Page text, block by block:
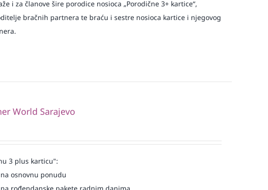
i za članove šire porodice nosioca „Porodične 3+ kartice“,
bračnih partnera te braću i sestre nosioca kartice i njegovog
World Sarajevo
3 plus karticu":
osnovnu ponudu
rođendanske pakete radnim danima